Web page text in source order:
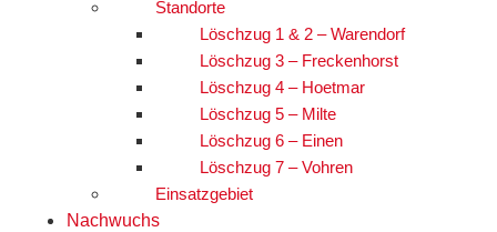
Standorte
Löschzug 1 & 2 – Warendorf
Löschzug 3 – Freckenhorst
Löschzug 4 – Hoetmar
Löschzug 5 – Milte
Löschzug 6 – Einen
Löschzug 7 – Vohren
Einsatzgebiet
Nachwuchs